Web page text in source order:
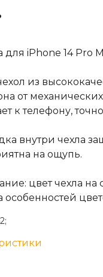
iPhone 14 Pro
из
от
к телефону,
внутри чехла
на ощупь.
цвет чехла на
особенностей